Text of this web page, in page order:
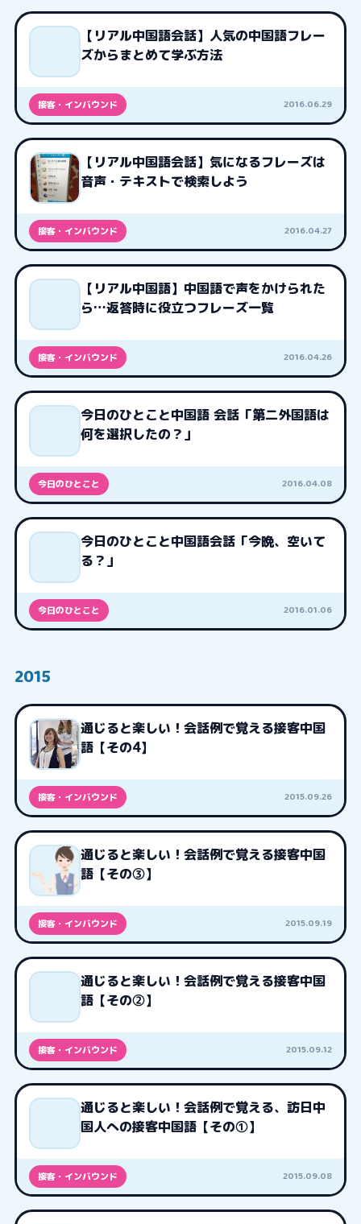
【リアル中国語会話】人気の中国語フレー
ズからまとめて学ぶ方法
接客・インバウンド 2016.06.29
【リアル中国語会話】気になるフレーズは
音声・テキストで検索しよう
接客・インバウンド 2016.04.27
【リアル中国語】中国語で声をかけられた
ら…返答時に役立つフレーズ一覧
接客・インバウンド 2016.04.26
今日のひとこと中国語 会話「第二外国語は
何を選択したの？」
今日のひとこと 2016.04.08
今日のひとこと中国語会話「今晩、空いて
る？」
今日のひとこと 2016.01.06
2015
通じると楽しい！会話例で覚える接客中国
語【その4】
接客・インバウンド 2015.09.26
通じると楽しい！会話例で覚える接客中国
語【その③】
接客・インバウンド 2015.09.19
通じると楽しい！会話例で覚える接客中国
語【その②】
接客・インバウンド 2015.09.12
通じると楽しい！会話例で覚える、訪日中
国人への接客中国語【その①】
接客・インバウンド 2015.09.08